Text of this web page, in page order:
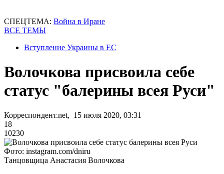
СПЕЦТЕМА: Война в Иране
ВСЕ ТЕМЫ
Вступление Украины в ЕС
Волочкова присвоила себе
статус "балерины всея Руси"
Корреспондент.net, 15 июля 2020, 03:31
18
10230
Фото: instagram.com/dniru
Танцовщица Анастасия Волочкова